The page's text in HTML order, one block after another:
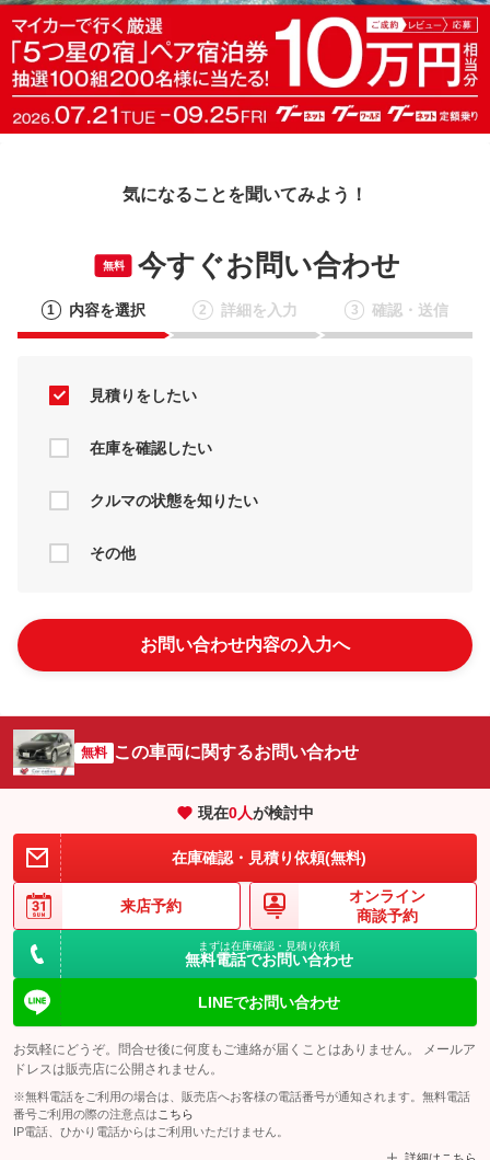
気になることを聞いてみよう！
無料 今すぐお問い合わせ
1 内容を選択 2 詳細を入力 3 確認・送信
見積りをしたい
在庫を確認したい
クルマの状態を知りたい
その他
お問い合わせ内容の入力へ
無料 この車両に関するお問い合わせ
現在0人が検討中
在庫確認・見積り依頼(無料)
来店予約
オンライン
商談予約
まずは在庫確認・見積り依頼
無料電話でお問い合わせ
LINEでお問い合わせ
お気軽にどうぞ。問合せ後に何度もご連絡が届くことはありません。 メールア
ドレスは販売店に公開されません。
※無料電話をご利用の場合は、販売店へお客様の電話番号が通知されます。無料電話
番号ご利用の際の注意点は こちら
IP電話、ひかり電話からはご利用いただけません。